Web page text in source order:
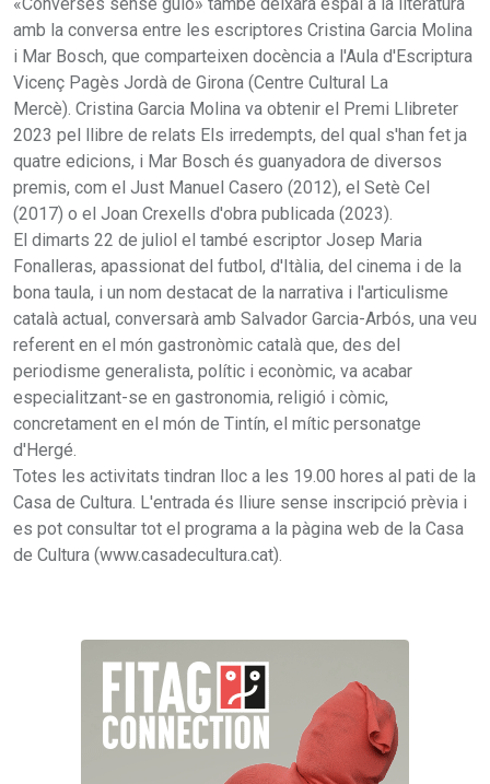
«Converses sense guió» també deixarà espai a la literatura
amb la conversa entre les escriptores Cristina Garcia Molina
i Mar Bosch, que comparteixen docència a l'Aula d'Escriptura
Vicenç Pagès Jordà de Girona (Centre Cultural La
Mercè). Cristina Garcia Molina va obtenir el Premi Llibreter
2023 pel llibre de relats Els irredempts, del qual s'han fet ja
quatre edicions, i Mar Bosch és guanyadora de diversos
premis, com el Just Manuel Casero (2012), el Setè Cel
(2017) o el Joan Crexells d'obra publicada (2023).
El dimarts 22 de juliol el també escriptor Josep Maria
Fonalleras, apassionat del futbol, d'Itàlia, del cinema i de la
bona taula, i un nom destacat de la narrativa i l'articulisme
català actual, conversarà amb Salvador Garcia-Arbós, una veu
referent en el món gastronòmic català que, des del
periodisme generalista, polític i econòmic, va acabar
especialitzant-se en gastronomia, religió i còmic,
concretament en el món de Tintín, el mític personatge
d'Hergé.
Totes les activitats tindran lloc a les 19.00 hores al pati de la
Casa de Cultura. L'entrada és lliure sense inscripció prèvia i
es pot consultar tot el programa a la pàgina web de la Casa
de Cultura (www.casadecultura.cat).